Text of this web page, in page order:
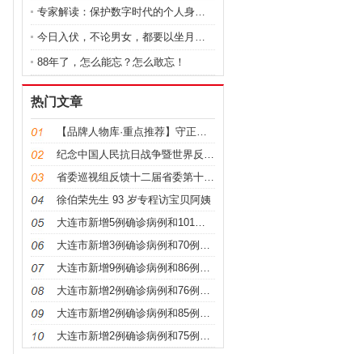
专家解读：保护数字时代的个人身份信息安全
今日入伏，不论男女，都要以坐月子的态度来养生，为家
88年了，怎么能忘？怎么敢忘！
热门文章
【品牌人物库·重点推荐】守正创新，仁心保髋——李红
纪念中国人民抗日战争暨世界反法西斯战争胜利80周年
省委巡视组反馈十二届省委第十二轮巡视情况
徐伯荣先生 93 岁专程访宝贝阿姨
大连市新增5例确诊病例和101例无症状感染者
大连市新增3例确诊病例和70例无症状感染者
大连市新增9例确诊病例和86例无症状感染者
大连市新增2例确诊病例和76例无症状感染者
大连市新增2例确诊病例和85例无症状感染者
大连市新增2例确诊病例和75例无症状感染者